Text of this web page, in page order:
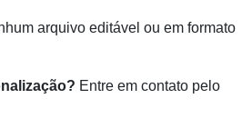
arquivo editável ou em formato
Entre em contato pelo